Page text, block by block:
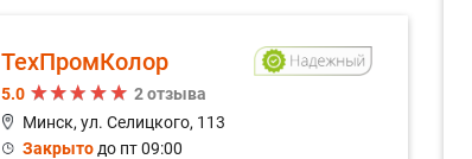
ТехПромКолор
5.0
2 отзыва
Минск, ул. Селицкого, 113
Закрытодо пт 09:00